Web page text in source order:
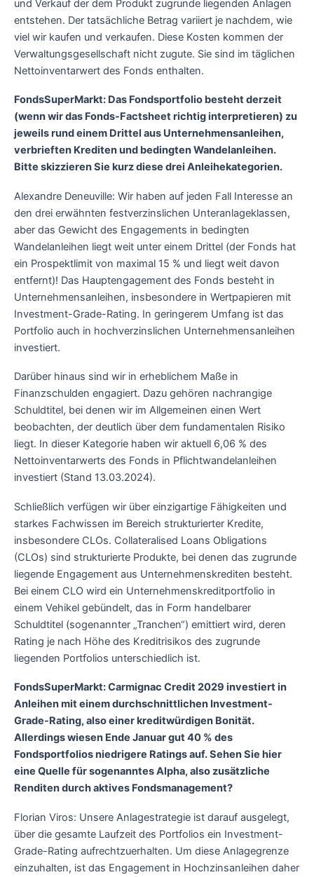
und Verkauf der dem Produkt zugrunde liegenden Anlagen
entstehen. Der tatsächliche Betrag variiert je nachdem, wie
viel wir kaufen und verkaufen. Diese Kosten kommen der
Verwaltungsgesellschaft nicht zugute. Sie sind im täglichen
Nettoinventarwert des Fonds enthalten.
FondsSuperMarkt: Das Fondsportfolio besteht derzeit
(wenn wir das Fonds-Factsheet richtig interpretieren) zu
jeweils rund einem Drittel aus Unternehmensanleihen,
verbrieften Krediten und bedingten Wandelanleihen.
Bitte skizzieren Sie kurz diese drei Anleihekategorien.
Alexandre Deneuville: Wir haben auf jeden Fall Interesse an
den drei erwähnten festverzinslichen Unteranlageklassen,
aber das Gewicht des Engagements in bedingten
Wandelanleihen liegt weit unter einem Drittel (der Fonds hat
ein Prospektlimit von maximal 15 % und liegt weit davon
entfernt)! Das Hauptengagement des Fonds besteht in
Unternehmensanleihen, insbesondere in Wertpapieren mit
Investment-Grade-Rating. In geringerem Umfang ist das
Portfolio auch in hochverzinslichen Unternehmensanleihen
investiert.
Darüber hinaus sind wir in erheblichem Maße in
Finanzschulden engagiert. Dazu gehören nachrangige
Schuldtitel, bei denen wir im Allgemeinen einen Wert
beobachten, der deutlich über dem fundamentalen Risiko
liegt. In dieser Kategorie haben wir aktuell 6,06 % des
Nettoinventarwerts des Fonds in Pflichtwandelanleihen
investiert (Stand 13.03.2024).
Schließlich verfügen wir über einzigartige Fähigkeiten und
starkes Fachwissen im Bereich strukturierter Kredite,
insbesondere CLOs. Collateralised Loans Obligations
(CLOs) sind strukturierte Produkte, bei denen das zugrunde
liegende Engagement aus Unternehmenskrediten besteht.
Bei einem CLO wird ein Unternehmenskreditportfolio in
einem Vehikel gebündelt, das in Form handelbarer
Schuldtitel (sogenannter „Tranchen“) emittiert wird, deren
Rating je nach Höhe des Kreditrisikos des zugrunde
liegenden Portfolios unterschiedlich ist.
FondsSuperMarkt: Carmignac Credit 2029 investiert in
Anleihen mit einem durchschnittlichen Investment-
Grade-Rating, also einer kreditwürdigen Bonität.
Allerdings wiesen Ende Januar gut 40 % des
Fondsportfolios niedrigere Ratings auf. Sehen Sie hier
eine Quelle für sogenanntes Alpha, also zusätzliche
Renditen durch aktives Fondsmanagement?
Florian Viros: Unsere Anlagestrategie ist darauf ausgelegt,
über die gesamte Laufzeit des Portfolios ein Investment-
Grade-Rating aufrechtzuerhalten. Um diese Anlagegrenze
einzuhalten, ist das Engagement in Hochzinsanleihen daher